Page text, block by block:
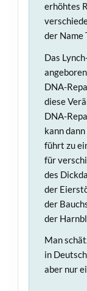
erhöhtes
der Name
Das
DNA-
diese
DNA-
kann
führt zu
für
des
der
der
der
Man
in
aber nur